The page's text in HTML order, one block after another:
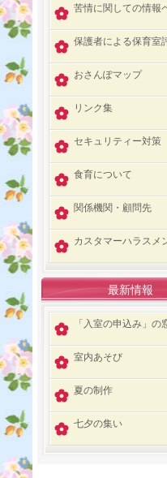
苦情に関しての情報
保護者による保育室
おさんぽマップ
リンク集
セキュリティー対策
食育について
関係機関・顧問先
カスタマーハラスメ
最新情報
「入室の申込み」の
室内あそび
夏の制作
七夕の集い